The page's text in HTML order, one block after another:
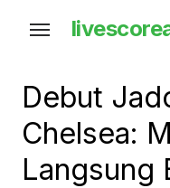
contentDebut
Chelsea:
Langsung